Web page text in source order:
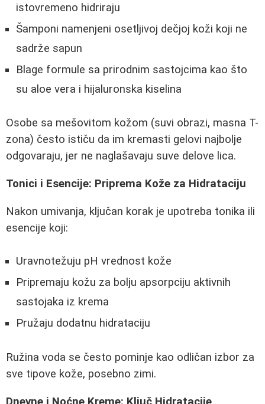
istovremeno hidriraju
Šamponi namenjeni osetljivoj dečjoj koži koji ne
sadrže sapun
Blage formule sa prirodnim sastojcima kao što
su aloe vera i hijaluronska kiselina
Osobe sa mešovitom kožom (suvi obrazi, masna T-
zona) često ističu da im kremasti gelovi najbolje
odgovaraju, jer ne naglašavaju suve delove lica.
Tonici i Esencije: Priprema Kože za Hidrataciju
Nakon umivanja, ključan korak je upotreba tonika ili
esencije koji:
Uravnotežuju pH vrednost kože
Pripremaju kožu za bolju apsorpciju aktivnih
sastojaka iz krema
Pružaju dodatnu hidrataciju
Ružina voda se često pominje kao odličan izbor za
sve tipove kože, posebno zimi.
Dnevne i Noćne Kreme: Ključ Hidratacije